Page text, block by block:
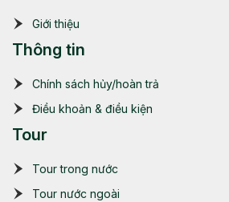
Tour
Tour trong nước
Tour nước ngoài
Thông tin
Chính sách hủy/hoàn trả
Điều khoản & điều kiện
Giới thiệu